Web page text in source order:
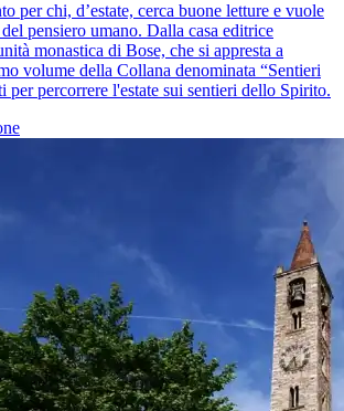
per chi, d’estate, cerca buone letture e vuole
pensiero umano. Dalla casa editrice
monastica di Bose, che si appresta a
volume della Collana denominata “Sentieri
per percorrere l'estate sui sentieri dello Spirito.